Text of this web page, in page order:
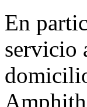
En
servicio